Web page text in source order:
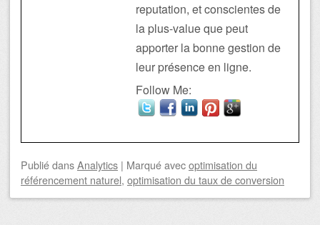
reputation, et conscientes de
la plus-value que peut
apporter la bonne gestion de
leur présence en ligne.
Follow Me:
PubliédansAnalytics | Marqué avecoptimisation du
référencement naturel, optimisation du taux de conversion